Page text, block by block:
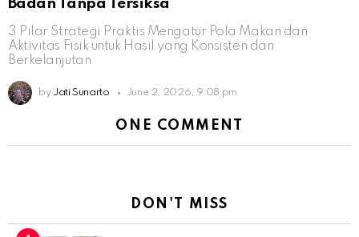
Badan Tanpa Tersiksa
3 Pilar Strategi Praktis Mengatur Pola Makan dan
Aktivitas Fisik untuk Hasil yang Konsisten dan
Berkelanjutan
by Jati Sunarto June 2, 2026, 9:08 pm
ONE COMMENT
DON'T MISS